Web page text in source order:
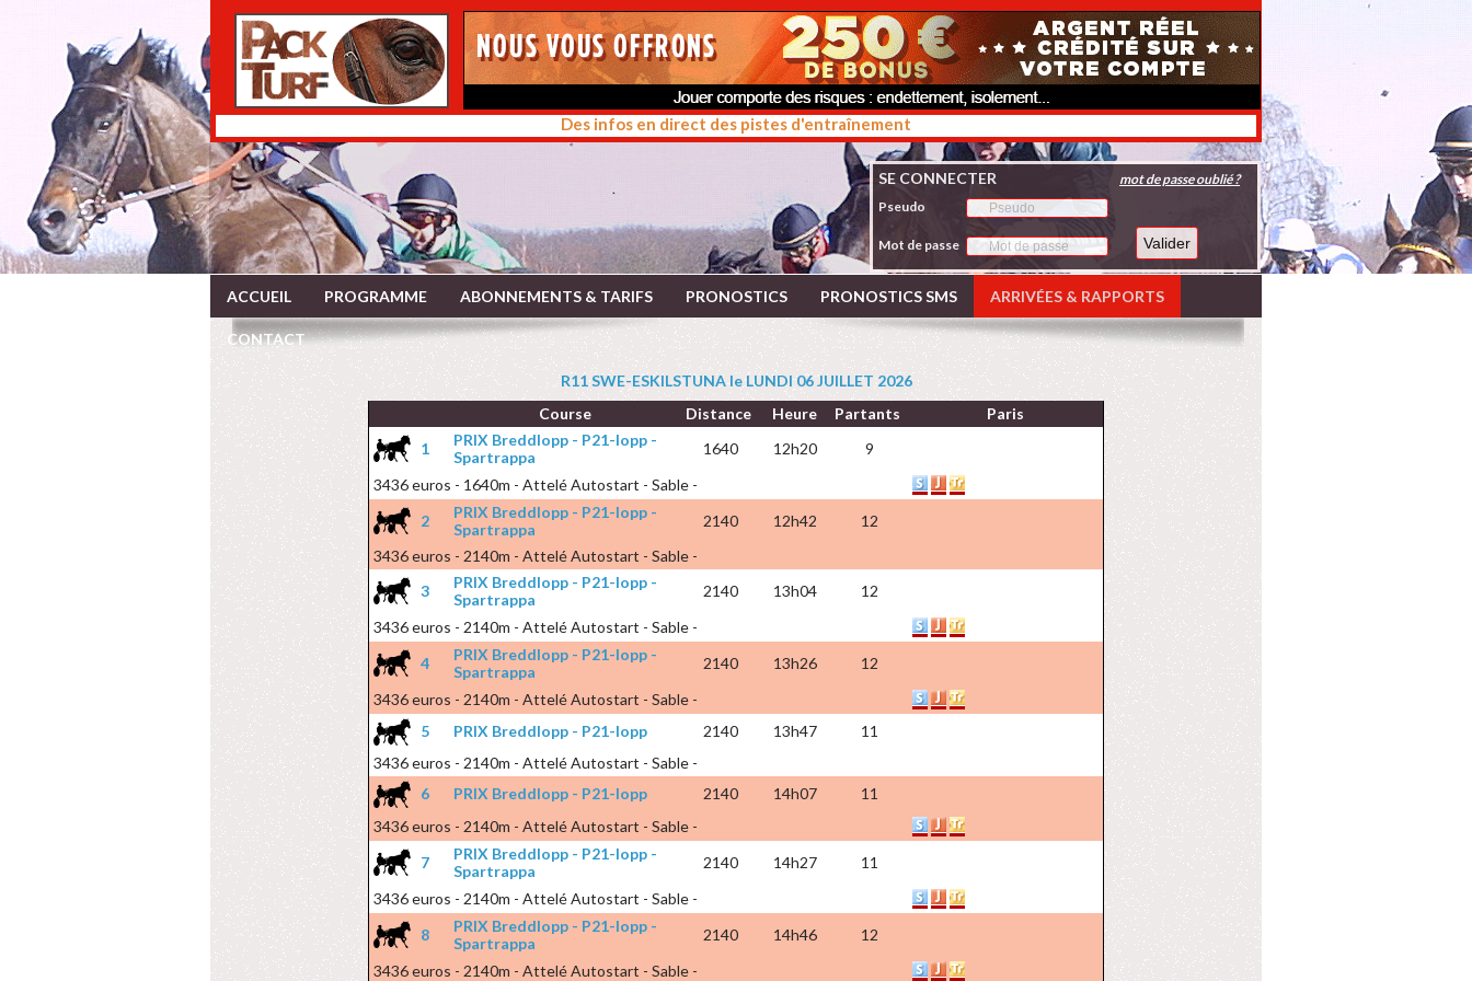
Des infos en direct des pistes d'entraînement
SE CONNECTER
Pseudo
Mot de passe
mot de passe oublié ?
ACCUEIL PROGRAMME ABONNEMENTS & TARIFS PRONOSTICS PRONOSTICS SMS ARRIVÉES & RAPPORTS
CONTACT
R11 SWE-ESKILSTUNA le LUNDI 06 JUILLET 2026
Course
Distance Heure Partants
Paris
1
PRIX Breddlopp - P21-lopp -
Spartrappa
1640 12h20
9
3436 euros - 1640m - Attelé Autostart - Sable -
2
PRIX Breddlopp - P21-lopp -
Spartrappa
2140 12h42
12
3436 euros - 2140m - Attelé Autostart - Sable -
3
PRIX Breddlopp - P21-lopp -
Spartrappa
2140 13h04
12
3436 euros - 2140m - Attelé Autostart - Sable -
4
PRIX Breddlopp - P21-lopp -
Spartrappa
2140 13h26
12
3436 euros - 2140m - Attelé Autostart - Sable -
5
PRIX Breddlopp - P21-lopp 2140 13h47
11
3436 euros - 2140m - Attelé Autostart - Sable -
6
PRIX Breddlopp - P21-lopp 2140 14h07
11
3436 euros - 2140m - Attelé Autostart - Sable -
7
PRIX Breddlopp - P21-lopp -
Spartrappa
2140 14h27
11
3436 euros - 2140m - Attelé Autostart - Sable -
8
PRIX Breddlopp - P21-lopp -
Spartrappa
2140 14h46
12
3436 euros - 2140m - Attelé Autostart - Sable -